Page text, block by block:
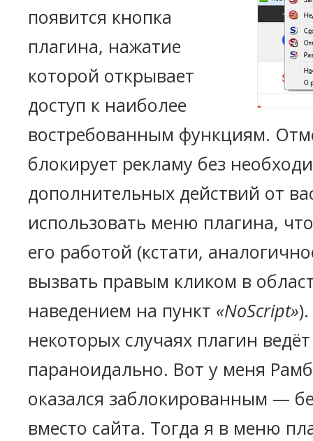
появится кнопка
плагина, нажатие
которой открывает
доступ к наиболее
востребованным функциям.
блокирует рекламу без
дополнительных действий от
использовать меню плагина,
его работой (кстати,
вызвать правым кликом в
наведением на пункт «NoScript»
некоторых случаях плагин
параноидально. Вот у меня
оказался заблокированным —
вместо сайта. Тогда я в меню